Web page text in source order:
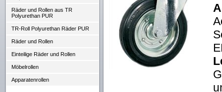
Räder und Rollen aus TR
Polyurethan PUR
TR-Roll Polyurethan Räder PUR
Räder und Rollen
Einteilige Räder und Rollen
Möbelrollen
Apparatenrollen